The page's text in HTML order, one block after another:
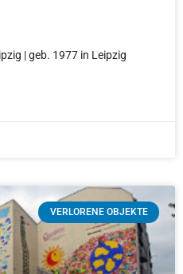
| geb. 1977 in Leipzig
VERLORENE OBJEKTE